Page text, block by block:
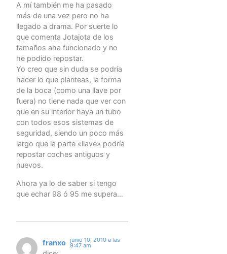
A mí también me ha pasado
más de una vez pero no ha
llegado a drama. Por suerte lo
que comenta Jotajota de los
tamaños aha funcionado y no
he podido repostar.
Yo creo que sin duda se podría
hacer lo que planteas, la forma
de la boca (como una llave por
fuera) no tiene nada que ver con
que en su interior haya un tubo
con todos esos sistemas de
seguridad, siendo un poco más
largo que la parte «llave» podría
repostar coches antiguos y
nuevos.
Ahora ya lo de saber si tengo
que echar 98 ó 95 me supera…
franxo
junio 10, 2010 a las
9:47 am